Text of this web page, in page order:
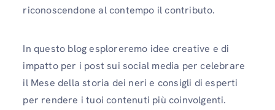
riconoscendone al contempo il contributo.
In questo blog esploreremo idee creative e di
impatto per i post sui social media per celebrare
il Mese della storia dei neri e consigli di esperti
per rendere i tuoi contenuti più coinvolgenti.